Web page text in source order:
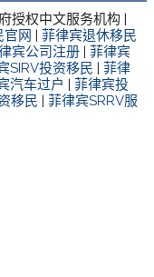
授权中文服务机构 |
网
菲律宾退休移民
宾公司注册
菲律宾
SIRV投资移民
菲律
汽车过户
菲律宾投
移民
菲律宾SRRV服